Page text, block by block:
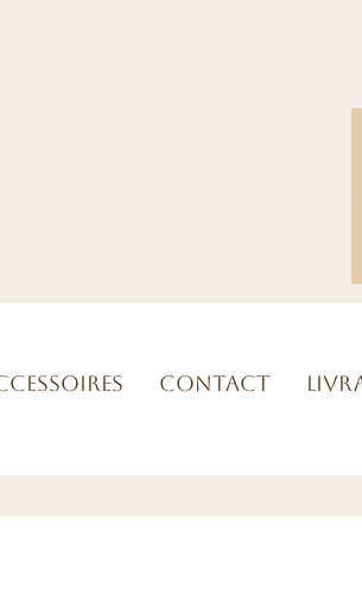
Contact